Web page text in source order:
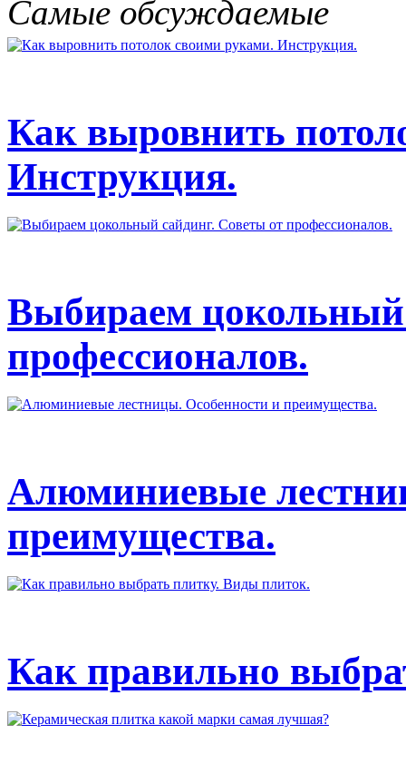
Самые обсуждаемые
Как выровнить
Инструкция.
Выбираем цокольный
профессионалов.
Алюминиевые
преимущества.
Как правильно